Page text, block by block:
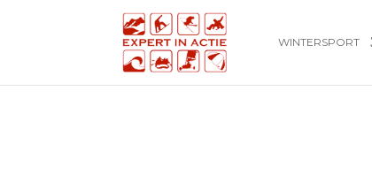
WINTERSPORT